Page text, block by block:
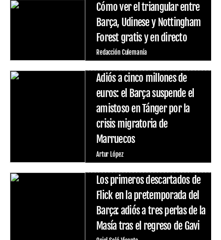
Cómo ver el triangular entre
Barça, Udinese y Nottingham
Forest gratis y en directo
Redacción Culemanía
Adiós a cinco millones de
euros: el Barça suspende el
amistoso en Tánger por la
crisis migratoria de
Marruecos
Artur López
Los primeros descartados de
Flick en la pretemporada del
Barça: adiós a tres perlas de la
Masía tras el regreso de Gavi